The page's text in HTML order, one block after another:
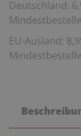
Deutschland:
EU-Ausland: